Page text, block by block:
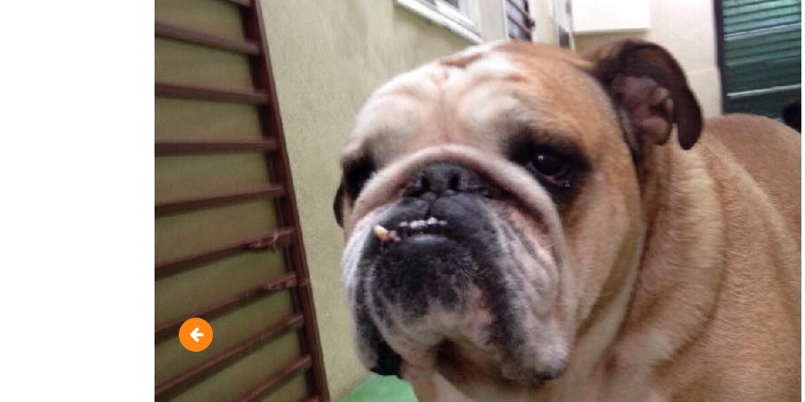
10712954_954299917931230_252256098297610189_n